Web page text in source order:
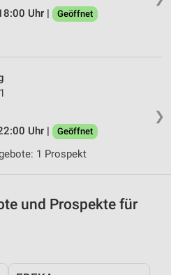
Uhr |
Geöffnet
❯
Uhr |
Geöffnet
1 Prospekt
und Prospekte für
Auswahl
von Inhalten
der Angebote
zur Auswahl von